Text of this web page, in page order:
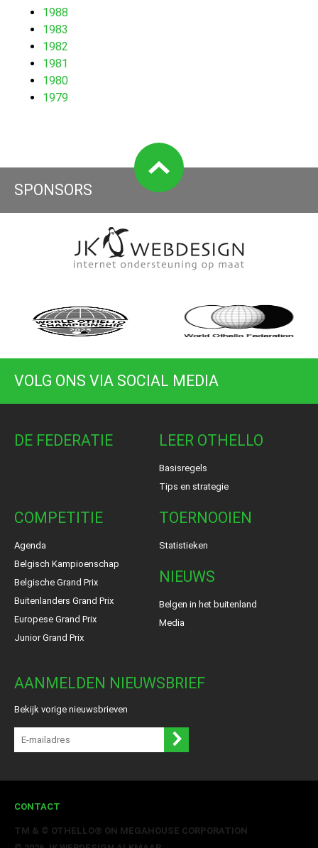
1988
1983
1982
1981
1980
1979
SPONSORS
VOLG ONS VIA SOCIAL MEDIA
DE FEDERATIE LEER OTHELLO
Basisregels
Tips en strategie
COMPETITIE
Agenda
Belgisch Kampioenschap
Belgische Grand Prix
Buitenlanders Grand Prix
Europese Grand Prix
Junior Grand Prix
TOERNOOIEN
Statistieken
NIEUWS
Belgen in het buitenland
Media
AANMELDEN NIEUWSBRIEF
Bekijk vorige nieuwsbrieven
CONTACT
TM & © OTHELLO® ON MEGAHOUSE CORPORATION